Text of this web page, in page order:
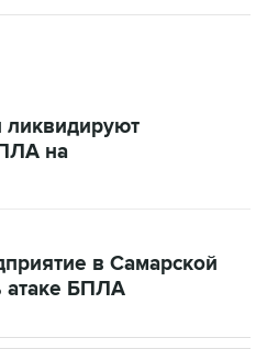
ликвидируют
на
в Самарской
атаке БПЛА